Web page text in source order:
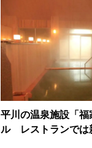
平川の温泉施設「
ル レストランでは